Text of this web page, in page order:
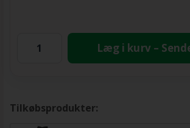
Læg i kurv –
Tilkøbsprodukter: